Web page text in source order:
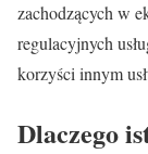
zachodzących w
regulacyjnych
korzyści innym
Dlaczego